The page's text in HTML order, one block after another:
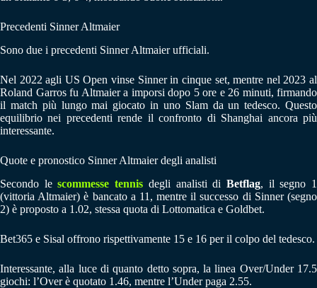
Precedenti Sinner Altmaier
Sono due i precedenti Sinner Altmaier ufficiali.
Nel 2022 agli US Open vinse Sinner in cinque set, mentre nel 2023 al
Roland Garros fu Altmaier a imporsi dopo 5 ore e 26 minuti, firmando
il match più lungo mai giocato in uno Slam da un tedesco. Questo
equilibrio nei precedenti rende il confronto di Shanghai ancora più
interessante.
Quote e pronostico Sinner Altmaier degli analisti
Secondo lescommesse tennis degli analisti di Betflag, il segno 1
(vittoria Altmaier) è bancato a 11, mentre il successo di Sinner (segno
2) è proposto a 1.02, stessa quota di Lottomatica e Goldbet.
Bet365 e Sisal offrono rispettivamente 15 e 16 per il colpo del tedesco.
Interessante, alla luce di quanto detto sopra, la linea Over/Under 17.5
giochi: l’Over è quotato 1.46, mentre l’Under paga 2.55.